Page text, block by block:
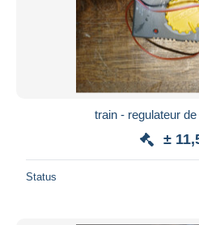
train - regulateur
±
Status